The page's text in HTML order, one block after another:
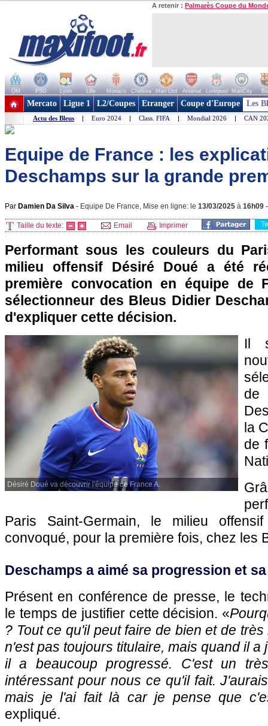
A retenir : Palmarès Coupe du
OM PSG Lyon Lille Monaco Chelsea Man Utd Arsenal Liverpool ManCity
+ de clubs
Mercato Ligue 1 L2/Coupes Etranger Coupe d'Europe Les
Actu des Bleus | Euro 2024 | Class. FIFA | Mondial 2026 | CAN
Equipe de France : les
Deschamps sur la grande
Par Damien Da Silva - Equipe De France, Mise en ligne: le 13/03/2025 à 16h09
Taille du texte: Email Imprimer
Performant sous les couleurs du
milieu offensif Désiré Doué a été
première convocation en équipe de
sélectionneur des Bleus Didier
d'expliquer cette décision.
Désiré Doué va découvrir l'équipe de France A.
Il
la
de
Paris Saint-Germain, le milieu
convoqué, pour la première fois, chez les
Deschamps a aimé sa progression et
Présent en conférence de presse, le
le temps de justifier cette décision. «
? Tout ce qu'il peut faire de bien et de
n'est pas toujours titulaire, mais quand il a
il a beaucoup progressé. C'est un
intéressant pour nous ce qu'il fait.
mais je l'ai fait là car je pense que
expliqué.